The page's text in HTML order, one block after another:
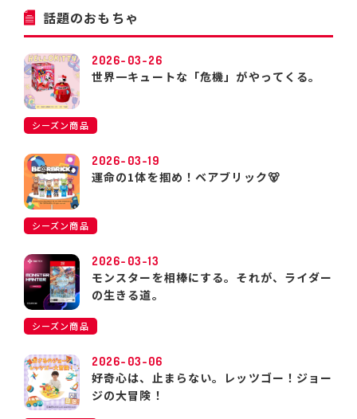
話題のおもちゃ
2026-03-26
世界一キュートな「危機」がやってくる。
シーズン商品
2026-03-19
運命の1体を掴め！ベアブリック🐻
シーズン商品
2026-03-13
モンスターを相棒にする。それが、ライダー
の生きる道。
シーズン商品
2026-03-06
好奇心は、止まらない。レッツゴー！ジョー
ジの大冒険！